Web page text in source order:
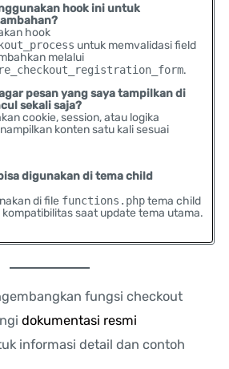
hook ini untuk
hook
untuk memvalidasi field
melalui
.
pesan yang saya tampilkan di
sekali saja?
cookie, session, atau logika
konten satu kali sesuai
digunakan di tema child
di file functions.phptema child
saat update tema utama.
fungsi checkout
dokumentasi resmi
informasi detail dan contoh